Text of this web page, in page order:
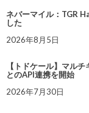
ネバーマイル：TGR
した
2026年8月5日
【トドケール】マル
とのAPI連携を開始
2026年7月30日